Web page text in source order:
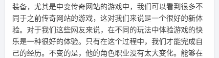
装备，尤其是中变传奇网站的游戏中，我们可以看到很多不
同于之前传奇网站的游戏，这对我们来说是一个很好的新体
验。对于我们这些网友来说，在不同的玩法中体验游戏的快
乐是一种很好的体验。只有在这个过程中，我们才能完成自
己的经历。不变的是，他的角色职业没有太大变化。能够在